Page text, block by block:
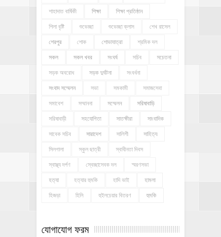
শাহাদাত বার্ষিকী শিক্ষা শিক্ষা প্রতিষ্ঠান
শিলা বৃষ্টি শুভেচ্ছা শুভেচ্ছা ক্লাস শেখ রাসেল
শেরপুর শোক শোভাযাত্রা শ্রমিক দল
সকল সকল খবর সংঘর্ষ সচিব সচেতনা
সড়ক অবরোধ সড়ক দুর্ঘটনা সংবর্ধনা
সংবাদ সম্মেলন সভা সমকামী সমাজসেবা
সমাবেশ সম্মাননা সম্মেলন সরিষাবাড়ি
সরিষাবাড়ী সহযোগিতা সাতক্ষীরা সাংবাদিক
সাবেক সচিব সারাদেশ সালিশী সাহিত্য
সিলগালা স্কুল ছাত্রী স্বাধীনতা দিবস
স্বাস্থ্য দর্পণ স্বেচ্ছাসেবক দল স্মরণসভা
হত্যা হত্যার হুমকি হাদি ভাই হামলা
হিজড়া হিলি হুইলচেয়ার বিতরণ হুমকি
যোগাযোগ ফরম